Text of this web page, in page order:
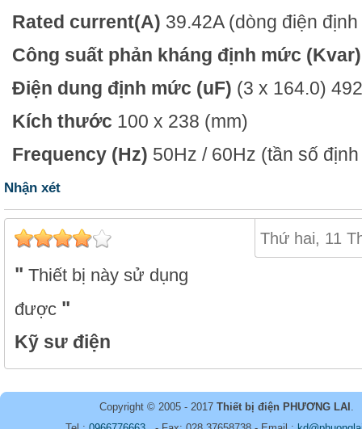
Rated current(A) 39.42A (dòng điện
Công suất phản kháng định mức (Kvar)
Điện dung định mức (uF) (3 x 164.0)
Kích thước 100 x 238 (mm)
Frequency (Hz) 50Hz / 60Hz (tần số
Nhận xét
Thứ hai, 11
Thiết bị này sử dụng
được
Kỹ sư điện
Copyright © 2005 - 2017 Thiết bị điện PHƯƠNG LAI .